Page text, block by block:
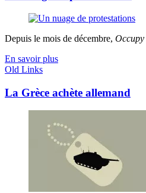
Depuis le mois de décembre, Occupy
En savoir plus
Old Links
La Grèce achète allemand